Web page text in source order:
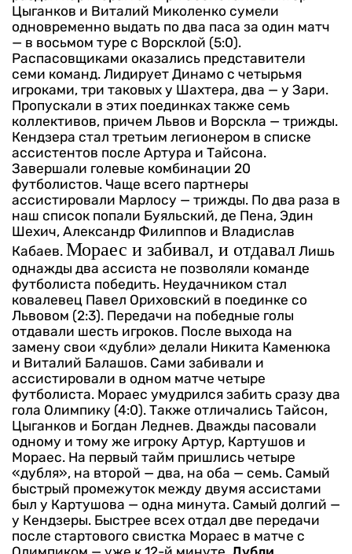
Цыганков и Виталий Миколенко сумели
одновременно выдать по два паса за один матч
— в восьмом туре с Ворсклой (5:0).
Распасовщиками оказались представители
семи команд. Лидирует Динамо с четырьмя
игроками, три таковых у Шахтера, два — у Зари.
Пропускали в этих поединках также семь
коллективов, причем Львов и Ворскла — трижды.
Кендзера стал третьим легионером в списке
ассистентов после Артура и Тайсона.
Завершали голевые комбинации 20
футболистов. Чаще всего партнеры
ассистировали Марлосу — трижды. По два раза в
наш список попали Буяльский, де Пена, Эдин
Шехич, Александр Филиппов и Владислав
Кабаев. Мораес и забивал, и отдавал Лишь
однажды два ассиста не позволяли команде
футболиста победить. Неудачником стал
ковалевец Павел Ориховский в поединке со
Львовом (2:3). Передачи на победные голы
отдавали шесть игроков. После выхода на
замену свои «дубли» делали Никита Каменюка
и Виталий Балашов. Сами забивали и
ассистировали в одном матче четыре
футболиста. Мораес умудрился забить сразу два
гола Олимпику (4:0). Также отличались Тайсон,
Цыганков и Богдан Леднев. Дважды пасовали
одному и тому же игроку Артур, Картушов и
Мораес. На первый тайм пришлись четыре
«дубля», на второй — два, на оба — семь. Самый
быстрый промежуток между двумя ассистами
был у Картушова — одна минута. Самый долгий —
у Кендзеры. Быстрее всех отдал две передачи
после стартового свистка Мораес в матче с